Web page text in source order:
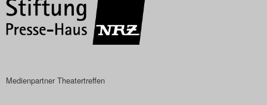
Das Theatertreffen-Blog
2024
Medienpartner Theatertreffen